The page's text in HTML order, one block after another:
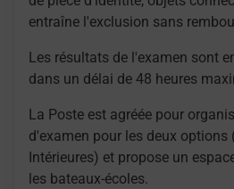
entraîne l'exclusion sans
Les résultats de l'examen sont
dans un délai de 48 heures
La Poste est agréée pour
d'examen pour les deux options
Intérieures) et propose un
les bateaux-écoles.